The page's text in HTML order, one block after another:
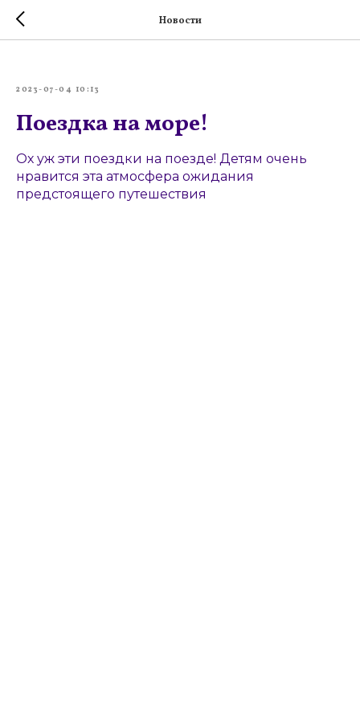
Новости
2023-07-04 10:13
Поездка на море!
Ох уж эти поездки на поезде! Детям очень
нравится эта атмосфера ожидания
предстоящего путешествия